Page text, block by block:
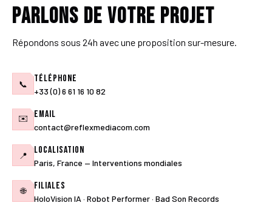
Parlons de votre projet
Répondons sous 24h avec une proposition sur-mesure.
📞 Téléphone
+33 (0) 6 61 16 10 82
✉️ Email
contact@reflexmediacom.com
📍 Localisation
Paris, France — Interventions mondiales
🌐 Filiales
HoloVision IA · Robot Performer · Bad Son Records